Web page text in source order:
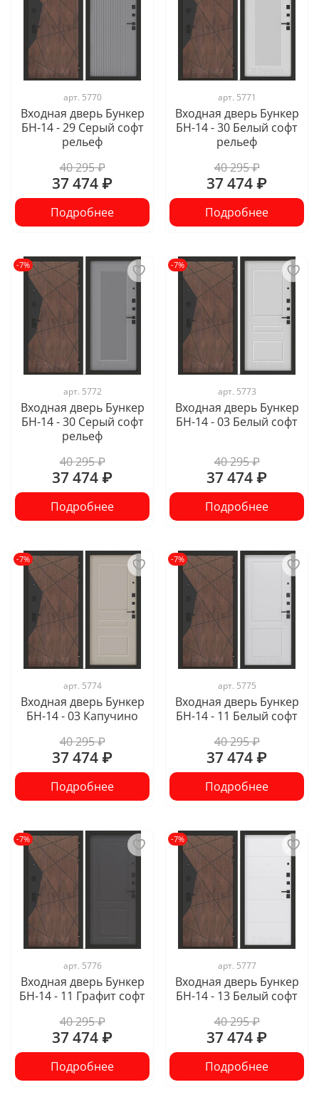
арт. 5770
Входная дверь Бункер
БН-14 - 29 Серый софт
рельеф
40 295 ₽
37 474 ₽
Подробнее
арт. 5771
Входная дверь Бункер
БН-14 - 30 Белый софт
рельеф
40 295 ₽
37 474 ₽
Подробнее
-7%
арт. 5772
Входная дверь Бункер
БН-14 - 30 Серый софт
рельеф
40 295 ₽
37 474 ₽
Подробнее
-7%
арт. 5773
Входная дверь Бункер
БН-14 - 03 Белый софт
40 295 ₽
37 474 ₽
Подробнее
-7%
арт. 5774
Входная дверь Бункер
БН-14 - 03 Капучино
40 295 ₽
37 474 ₽
Подробнее
-7%
арт. 5775
Входная дверь Бункер
БН-14 - 11 Белый софт
40 295 ₽
37 474 ₽
Подробнее
-7%
арт. 5776
Входная дверь Бункер
БН-14 - 11 Графит софт
40 295 ₽
37 474 ₽
Подробнее
-7%
арт. 5777
Входная дверь Бункер
БН-14 - 13 Белый софт
40 295 ₽
37 474 ₽
Подробнее